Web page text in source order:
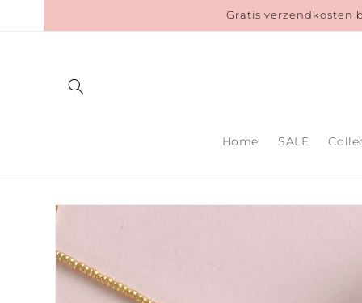
content
Gratis verzendkosten
Home SALE
Ga direct naar